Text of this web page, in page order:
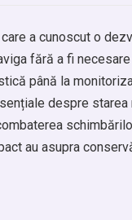
a cunoscut o
fără a fi
până la
despre starea
au asupra